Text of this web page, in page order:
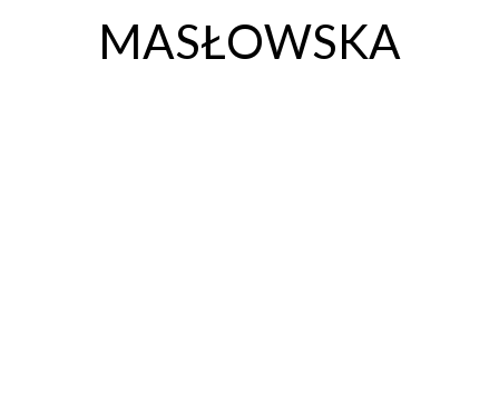
MASŁOWSKA